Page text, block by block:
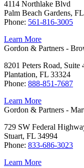
4114 Northlake Blvd
Palm Beach Gardens,
Phone: 561-816-3005
Learn More
Gordon & Partners -
8201 Peters Road, Suite
Plantation, FL 33324
Phone: 888-851-7687
Learn More
Gordon & Partners -
729 SW Federal
Stuart, FL 34994
Phone: 833-686-3023
Learn More